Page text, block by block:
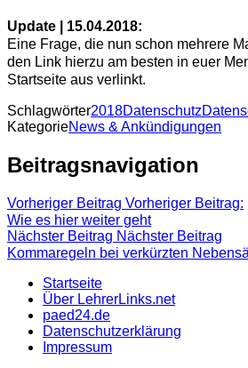
Update | 15.04.2018:
Eine Frage, die nun schon mehrere
den Link hierzu am besten in euer
Startseite aus verlinkt.
Schlagwörter2018Datenschutz
KategorieNews & Ankündigungen
Beitragsnavigation
Vorheriger Beitrag Vorheriger Beitrag:
Wie es hier weiter geht
Nächster Beitrag Nächster Beitrag
Kommaregeln bei verkürzten
Startseite
Über LehrerLinks.net
paed24.de
Datenschutzerklärung
Impressum